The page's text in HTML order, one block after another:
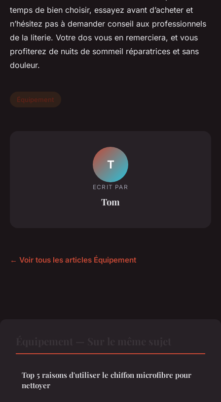
temps de bien choisir, essayez avant d’acheter et
n’hésitez pas à demander conseil aux professionnels
de la literie. Votre dos vous en remerciera, et vous
profiterez de nuits de sommeil réparatrices et sans
douleur.
Équipement
T
ECRIT PAR
Tom
← Voir tous les articles Équipement
Top 5 raisons d'utiliser le chiffon microfibre pour
nettoyer